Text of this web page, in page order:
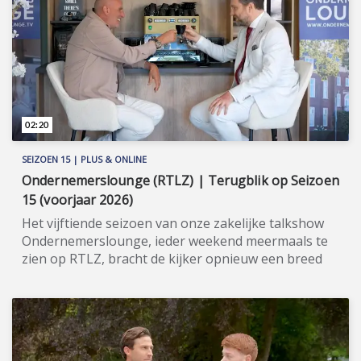
Geniet zorgeloos van de natuur, luxe en wellness
met uw duurzame investering bij Berkenrhode!
Meer informatie: www.berkenrhode.nl
(https://www.berkenrhode.nl).
SEIZOEN 15 | PLUS & ONLINE
Ondernemerslounge (RTLZ) | Terugblik op Seizoen
15 (voorjaar 2026)
Het vijftiende seizoen van onze zakelijke talkshow
Ondernemerslounge, ieder weekend meermaals te
zien op RTLZ, bracht de kijker opnieuw een breed
gebied van ondernemerschap, investeren en
genieten van het leven. Onze studio in het koetshuis
van Kasteel Hoekelum werd hierbij zoals altijd
ingericht met het statige meubilair van Jan Frantzen.
02:20